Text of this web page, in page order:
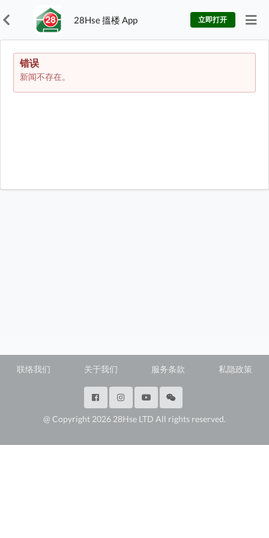
28Hse 搵楼 App 立即打开
错误
新闻不存在。
联络我们 关于我们 服务条款 私隐政策
@ Copyright 2026 28Hse LTD All rights reserved.